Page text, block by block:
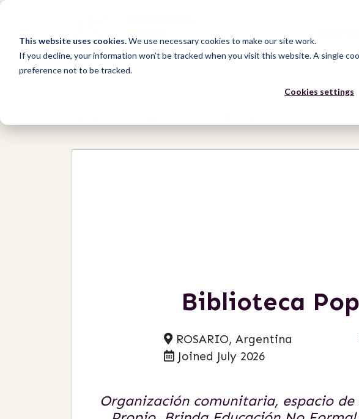
This website uses cookies.We use necessary cookies to make our site work.
If you decline, your information won’t be tracked when you visit this website. A single
preference not to be tracked.
Cookies settings
Biblioteca
ROSARIO, Argentina
Joined July 2026
Organización comunitaria, espacio